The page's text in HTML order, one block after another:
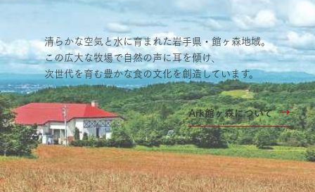
清らかな空気と水に育まれた岩手県・館ヶ森地域。
この広大な牧場で自然の声に耳を傾け、
次世代を育む豊かな食の文化を創造しています。
Ark館ヶ森について